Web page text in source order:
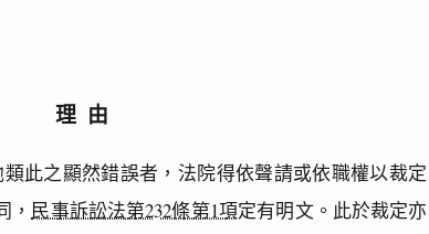
理由
此之顯然錯誤者，法院得依聲請或依職權以裁
， 民事訴訟法第232條第1項定有明文。此於裁定